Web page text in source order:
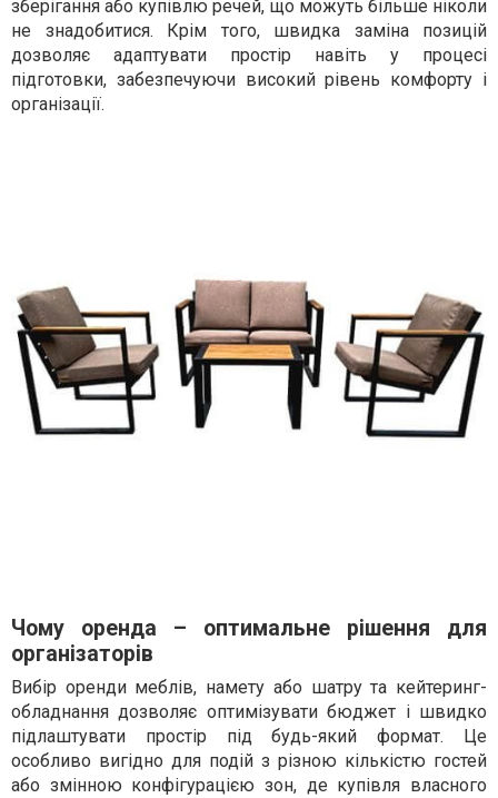
зберігання або купівлю речей, що можуть більше ніколи
не знадобитися. Крім того, швидка заміна позицій
дозволяє адаптувати простір навіть у процесі
підготовки, забезпечуючи високий рівень комфорту і
організації.
Чому оренда – оптимальне рішення для
організаторів
Вибір оренди меблів, намету або шатру та кейтеринг-
обладнання дозволяє оптимізувати бюджет і швидко
підлаштувати простір під будь-який формат. Це
особливо вигідно для подій з різною кількістю гостей
або змінною конфігурацією зон, де купівля власного